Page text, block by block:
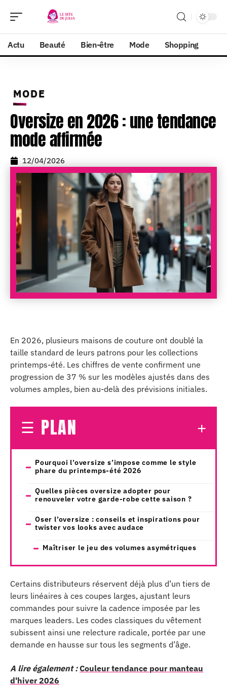
Actu Beauté Bien-être Mode Shopping
MODE
Oversize en 2026 : une tendance
mode affirmée
12/04/2026
En 2026, plusieurs maisons de couture ont doublé la
taille standard de leurs patrons pour les collections
printemps-été. Les chiffres de vente confirment une
progression de 37 % sur les modèles ajustés dans des
volumes amples, bien au-delà des prévisions initiales.
PLAN
Pourquoi l’oversize s’impose comme le style
phare du printemps-été 2026
Quelles pièces oversize adopter pour
renouveler votre garde-robe cette saison ?
Oser l’oversize : conseils et inspirations pour
twister vos looks avec audace
Maîtriser le jeu des volumes asymétriques
Certains distributeurs réservent déjà plus d’un tiers de
leurs linéaires à ces coupes larges, ajustant leurs
commandes pour suivre la cadence imposée par les
marques leaders. Les codes classiques du vêtement
subissent ainsi une relecture radicale, portée par une
demande en hausse sur tous les segments d’âge.
A lire également : Couleur tendance pour manteau
d'hiver 2026